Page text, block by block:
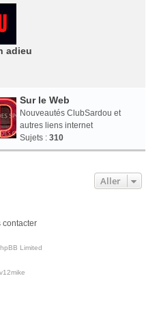
adieu
Sur le Web
Nouveautés ClubSardou et
autres liens internet
Sujets : 310
Aller
contacter
Limited